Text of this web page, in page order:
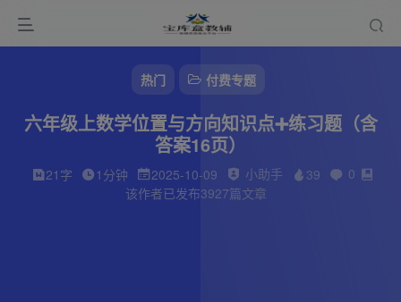
热门 付费专题
六年级上数学位置与方向知识点➕练习题（含
答案16页）
21字 1分钟 2025-10-09 小助手 39
0
该作者已发布3927篇文章